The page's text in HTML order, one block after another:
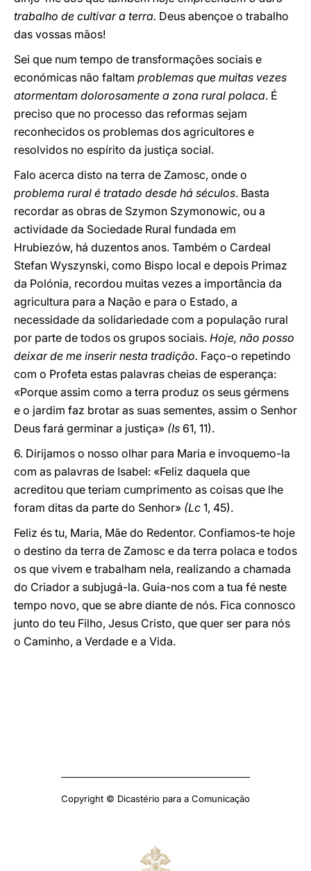
trabalho de cultivar a terra. Deus abençoe o trabalho
das vossas mãos!
Sei que num tempo de transformações sociais e
económicas não faltam problemas que muitas vezes
atormentam dolorosamente a zona rural polaca. É
preciso que no processo das reformas sejam
reconhecidos os problemas dos agricultores e
resolvidos no espírito da justiça social.
Falo acerca disto na terra de Zamosc, onde o
problema rural é tratado desde há séculos. Basta
recordar as obras de Szymon Szymonowic, ou a
actividade da Sociedade Rural fundada em
Hrubiezów, há duzentos anos. Também o Cardeal
Stefan Wyszynski, como Bispo local e depois Primaz
da Polónia, recordou muitas vezes a importância da
agricultura para a Nação e para o Estado, a
necessidade da solidariedade com a população rural
por parte de todos os grupos sociais. Hoje, não posso
deixar de me inserir nesta tradição. Faço-o repetindo
com o Profeta estas palavras cheias de esperança:
«Porque assim como a terra produz os seus gérmens
e o jardim faz brotar as suas sementes, assim o Senhor
Deus fará germinar a justiça» (Is 61, 11).
6. Dirijamos o nosso olhar para Maria e invoquemo-la
com as palavras de Isabel: «Feliz daquela que
acreditou que teriam cumprimento as coisas que lhe
foram ditas da parte do Senhor» (Lc 1, 45).
Feliz és tu, Maria, Mãe do Redentor. Confiamos-te hoje
o destino da terra de Zamosc e da terra polaca e todos
os que vivem e trabalham nela, realizando a chamada
do Criador a subjugá-la. Guia-nos com a tua fé neste
tempo novo, que se abre diante de nós. Fica connosco
junto do teu Filho, Jesus Cristo, que quer ser para nós
o Caminho, a Verdade e a Vida.
Copyright © Dicastério para a Comunicação